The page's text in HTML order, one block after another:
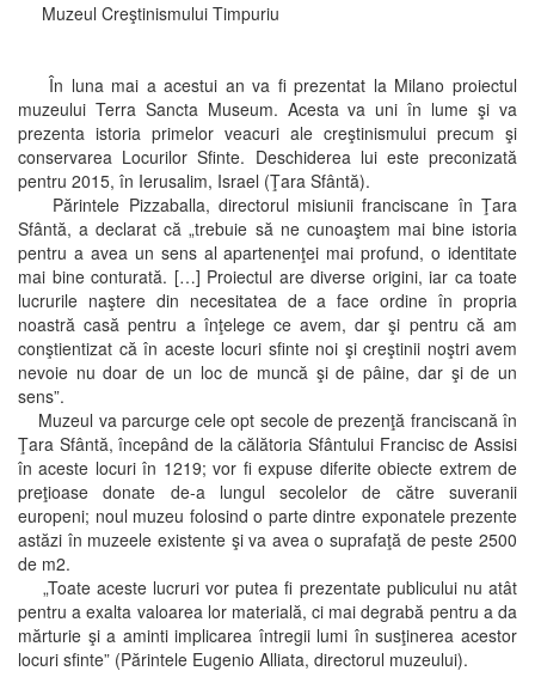
Muzeul Creştinismului Timpuriu
În luna mai a acestui an va fi prezentat la Milano proiectul
muzeului Terra Sancta Museum. Acesta va uni în lume şi va
prezenta istoria primelor veacuri ale creştinismului precum şi
conservarea Locurilor Sfinte. Deschiderea lui este preconizată
pentru 2015, în Ierusalim, Israel (Ţara Sfântă).
Părintele Pizzaballa, directorul misiunii franciscane în Ţara
Sfântă, a declarat că „trebuie să ne cunoaştem mai bine istoria
pentru a avea un sens al apartenenţei mai profund, o identitate
mai bine conturată. […] Proiectul are diverse origini, iar ca toate
lucrurile naştere din necesitatea de a face ordine în propria
noastră casă pentru a înţelege ce avem, dar şi pentru că am
conştientizat că în aceste locuri sfinte noi şi creştinii noştri avem
nevoie nu doar de un loc de muncă şi de pâine, dar şi de un
sens”.
Muzeul va parcurge cele opt secole de prezenţă franciscană în
Ţara Sfântă, începând de la călătoria Sfântului Francisc de Assisi
în aceste locuri în 1219; vor fi expuse diferite obiecte extrem de
preţioase donate de-a lungul secolelor de către suveranii
europeni; noul muzeu folosind o parte dintre exponatele prezente
astăzi în muzeele existente şi va avea o suprafaţă de peste 2500
de m2.
„Toate aceste lucruri vor putea fi prezentate publicului nu atât
pentru a exalta valoarea lor materială, ci mai degrabă pentru a da
mărturie şi a aminti implicarea întregii lumi în susţinerea acestor
locuri sfinte” (Părintele Eugenio Alliata, directorul muzeului).